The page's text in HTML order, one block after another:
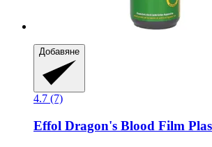
Добавяне
4.7 (7)
Effol Dragon's Blood Film